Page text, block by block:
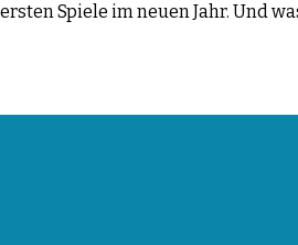
Spiele im neuen Jahr. Und